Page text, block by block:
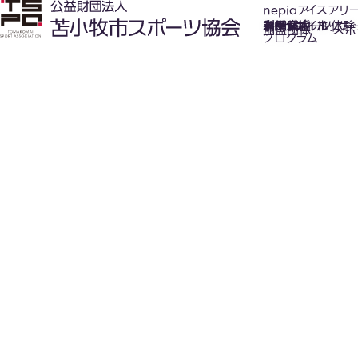
nepiaアイスアリ
氷上スポーツ体験
プログラム
お知らせ
スケジュール
フロアガイド
利用案内
利用料金
カジュアルホッケ
アクセス
加盟団体 ス